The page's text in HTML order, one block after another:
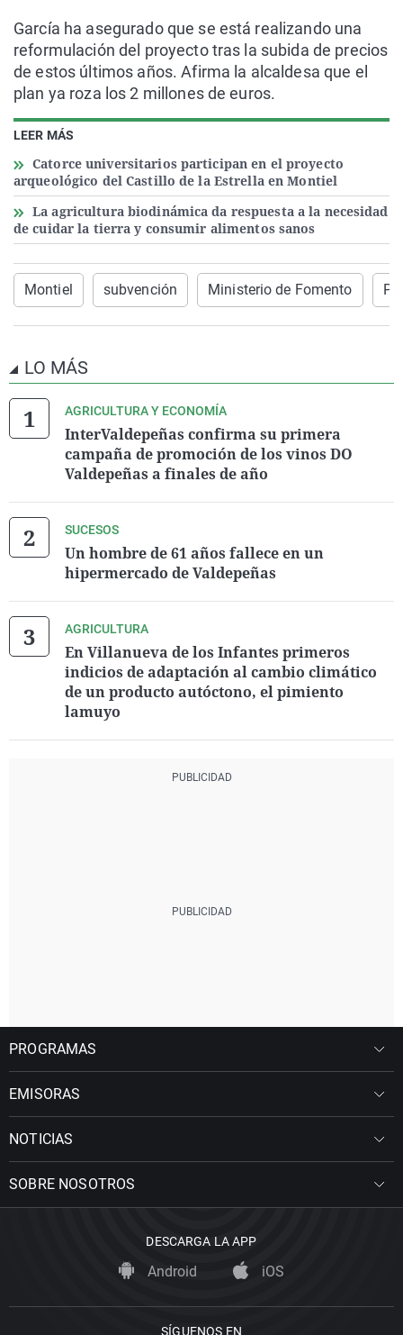
LEER MÁS
Catorce universitarios participan en el proyecto
arqueológico del Castillo de la Estrella en Montiel
La agricultura biodinámica da respuesta a la necesidad
de cuidar la tierra y consumir alimentos sanos
García ha asegurado que se está realizando una
reformulación del proyecto tras la subida de precios
de estos últimos años. Afirma la alcaldesa que el
plan ya roza los 2 millones de euros.
Montiel subvención Ministerio de Fomento
LO MÁS
AGRICULTURA Y ECONOMÍA
InterValdepeñas confirma su primera
campaña de promoción de los vinos DO
Valdepeñas a finales de año
SUCESOS
Un hombre de 61 años fallece en un
hipermercado de Valdepeñas
AGRICULTURA
En Villanueva de los Infantes primeros
indicios de adaptación al cambio climático
de un producto autóctono, el pimiento
lamuyo
PROGRAMAS
EMISORAS
NOTICIAS
SOBRE NOSOTROS
DESCARGA LA APP
Android iOS
SÍGUENOS EN